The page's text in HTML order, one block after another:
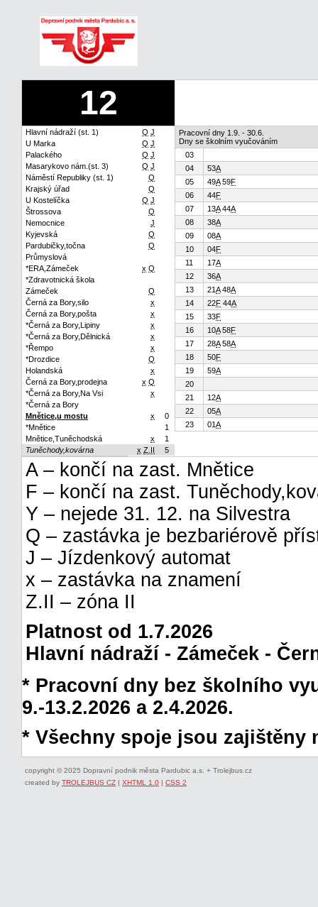
12
Hlavní nádraží (st. 1) Q J
U Marka
Q J
Palackého
Q J
Masarykovo nám.(st. 3)
Q J
Náměstí Republiky (st. 1)
Q
Krajský úřad
Q
U Kostelíčka
Q J
Štrossova
Q
Nemocnice
J
Kyjevská
Q
Pardubičky,točna
Q
Průmyslová
*ERA,Zámeček
x Q
*Zdravotnická škola
Zámeček
Q
Černá za Bory,silo
x
Černá za Bory,pošta
x
*Černá za Bory,Lipiny
x
*Černá za Bory,Dělnická
x
*Řempo
x
*Drozdice
Q
Holandská
x
Černá za Bory,prodejna
x Q
*Černá za Bory,Na Vsi
x
*Černá za Bory
Mnětice,u mostu
x
0
*Mnětice
1
Mnětice,Tuněchodská
x
1
Tuněchody,kovárna
x Z.II 5
Pracovní dny 1.9. - 30.6.
Dny se školním vyučováním
03
04
53A
05
49A59F
06
44F
07
13A44A
08
38A
09
08A
10
04F
11
17A
12
36A
13
21A48A
14
22F 44A
15
33F
16
10A58F
17
28A58A
18
50F
19
59A
20
21
12A
22
05A
23
01A
A – končí na zast. Mnětice
F – končí na zast.
Y – nejede 31. 12. na Silvestra
Q – zastávka je bezbariérově
J – Jízdenkový automat
x – zastávka na znamení
Z.II – zóna II
Platnost od 1.7.2026
Hlavní nádraží - Zámeček -
* Pracovní dny bez školního
9.-13.2.2026 a 2.4.2026.
* Všechny spoje jsou zajištěny
copyright © 2025 Dopravní podnik města Pardubic a.s. + Trolejbus.cz
created by TROLEJBUS CZ | XHTML 1.0 | CSS 2